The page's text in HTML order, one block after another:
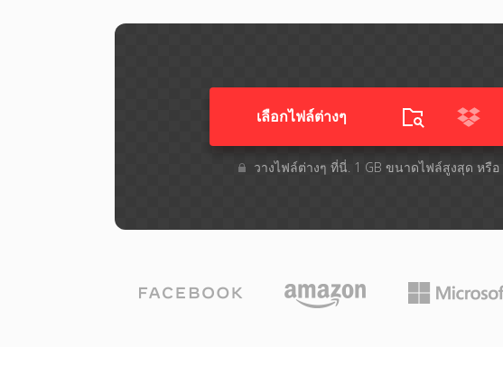
เลือกไฟล์ต่างๆ​
วางไฟล์ต่างๆ​ ที่นี่. 1 GB ขนาดไฟล์สูงสุด หรือ